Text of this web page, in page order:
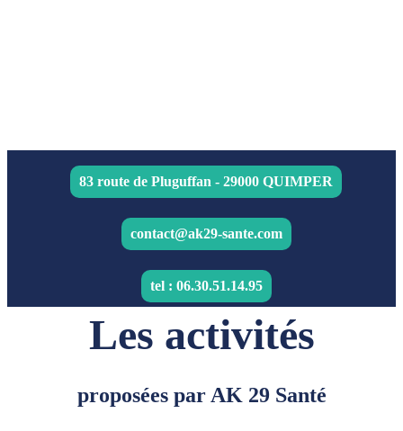
83 route de Pluguffan - 29000 QUIMPER
contact@ak29-sante.com
tel : 06.30.51.14.95
Les activités
proposées par AK 29 Santé